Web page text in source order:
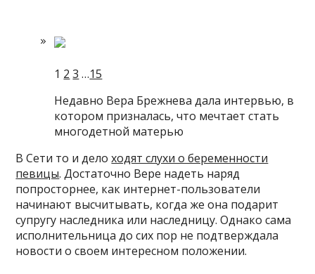
1 2 3 …15
Недавно Вера Брежнева дала интервью, в
котором призналась, что мечтает стать
многодетной матерью
В Сети то и делоходят слухи о беременности
певицы. Достаточно Вере надеть наряд
попросторнее, как интернет-пользователи
начинают высчитывать, когда же она подарит
супругу наследника или наследницу. Однако сама
исполнительница до сих пор не подтверждала
новости о своем интересном положении.